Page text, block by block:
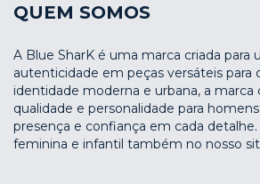
QUEM SOMOS
A Blue SharK é uma marca criada para
autenticidade em peças versáteis para
identidade moderna e urbana, a
qualidade e personalidade para
presença e confiança em cada
feminina e infantil também no nosso